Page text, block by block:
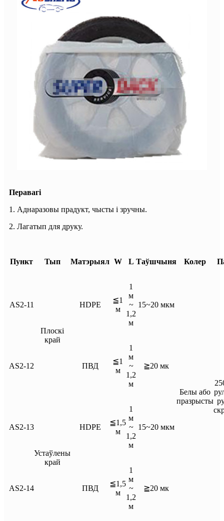
Перавагі
1. Аднаразовы прадукт, чысты і зручны.
2. Лагатып для друку.
Пункт Тып Матэрыял W L Таўшчыня Колер
AS2-11
Плоскі
край
HDPE
≦1
м
1
м
~
1,2
м
15~20 мкм
Белы або
празрысты
AS2-12 ПВД
≦1
м
1
м
~
1,2
м
≧20 мк
AS2-13
Устаўлены
край
HDPE
≦1,5
м
1
м
~
1,2
м
15~20 мкм
AS2-14 ПВД
≦1,5
м
1
м
~
1,2
м
≧20 мк